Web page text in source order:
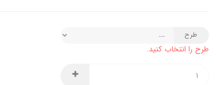
طرح
طرح را انتخاب کنید.